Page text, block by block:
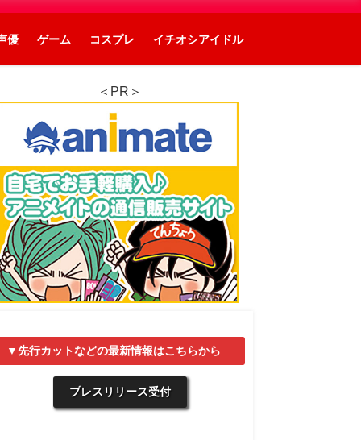
優 ゲーム コスプレ イチオシアイドル
＜PR＞
▼先行カットなどの最新情報はこちらから
プレスリリース受付